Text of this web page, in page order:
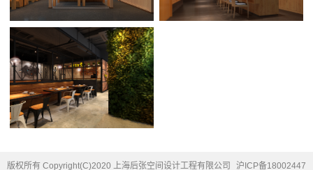
版权所有 Copyright(C)2020 上海后张空间设计工程有限公司 沪ICP备18002447